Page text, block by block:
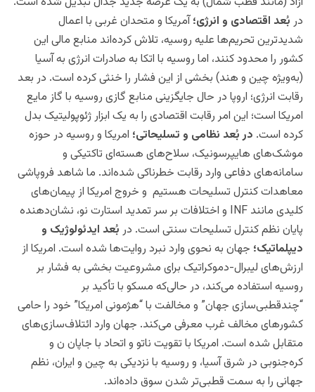
در بُعد اقتصادی و انرژی؛آمریکا و متحدان غربی با اعمال
شدیدترین تحریم‌ها علیه روسیه، تلاش کرده‌اند منابع مالی این
کشور را محدود کنند، اما روسیه با اتکا به صادرات انرژی به آسیا
(به‌ویژه چین و هند) بخشی از این فشار را خنثی کرده است. در بعد
رقابت انرژی؛ اروپا در حال جایگزینی منابع گازی روسیه با گاز مایع
امریکا است؛ این امر رقابت اقتصادی را به یک ابزار ژئوپولیتیک بدل
کرده است. در بُعد نظامی و تسلیحاتی؛ امریکا و روسیه در حوزه
موشک‌های هایپرسونیک، سلاح‌های هسته‌ای تاکتیکی و
سامانه‌های دفاعی وارد رقابت خطرناکی شده‌اند. ما شاهد فروپاشی
معاهدات کنترل تسلیحات هستیم و خروج امریکا از پیمان‌های
کلیدی مانند INF و اختلافات بر سر تمدید استارت نو، نشان‌دهنده
پایان نظم کنترل تسلیحات سنتی است. در بُعد ایدئولوژیک و
دیپلماتیک؛ جهان به نحوی وارد نبرد روایت‌ها شده است. امریکا از
ارزش‌های لیبرال-دموکراتیک برای مشروعیت‌ بخشی به فشار بر
روسیه استفاده می‌کند، در حالی‌که مسکو با تأکید بر
“چندقطبی‌سازی جهان” و مخالفت با “هژمونی امریکا” خود را حامی
کشورهای مخالف غرب معرفی می‌کند. جهان وارد ائتلاف‌سازی‌های
متقابل شده است. امریکا با تقویت ناتو و اتحاد با جاپان ن و
کره‌جنوبی در شرق آسیا، و روسیه با نزدیکی به چین و ایران، نظم
جهانی را به سمت قطبی‌تر شدن سوق داده‌اند.